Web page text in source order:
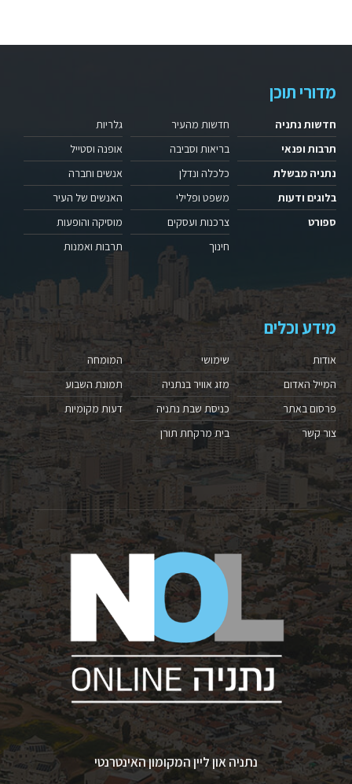
מדורי תוכן
חדשות נתניה
תרבות ופנאי
נתניה מבשלת
בלוגים ודעות
ספורט
חדשות מהעיר
בריאות וסביבה
כלכלה ונדלן
משפט ופלילי
צרכנות ועסקים
חינוך
גלריות
אופנה וסטייל
אנשים וחברה
האנשים של העיר
מוסיקה והופעות
תרבות ואמנות
מידע וכלים
אודות
המייל האדום
פרסום באתר
צור קשר
שימושי
מזג אוויר בנתניה
כניסת שבת נתניה
בית מרקחת תורן
המומחה
תמונת השבוע
דעות מקומיות
נתניה און ליין המקומון האינטרנטי